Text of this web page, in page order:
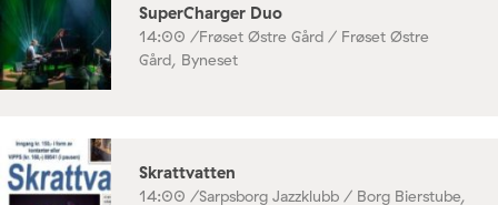
SuperCharger Duo
14:00 /Frøset Østre Gård / Frøset Østre
Gård, Byneset
Skrattvatten
14:00 /Sarpsborg Jazzklubb / Borg Bierstube,